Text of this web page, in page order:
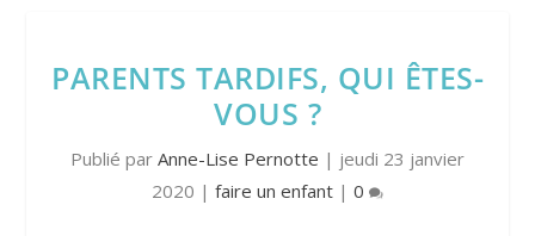
PARENTS TARDIFS, QUI ÊTES-
VOUS ?
Publié par Anne-Lise Pernotte | jeudi 23 janvier
2020 | faire un enfant | 0